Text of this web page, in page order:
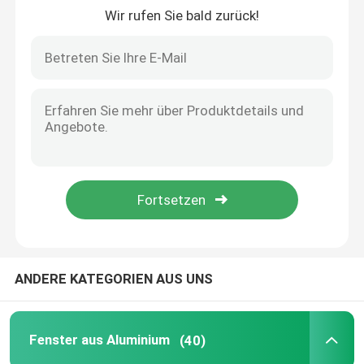
Treten Sie mit uns in Verbindung
Wir rufen Sie bald zurück!
ANDERE KATEGORIEN AUS UNS
Fenster aus Aluminium (40)